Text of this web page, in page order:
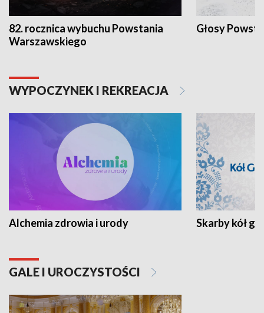
82. rocznica wybuchu Powstania
Warszawskiego
Głosy
WYPOCZYNEK I REKREACJA
Alchemia zdrowia i urody Skarby kół
GALE I UROCZYSTOŚCI